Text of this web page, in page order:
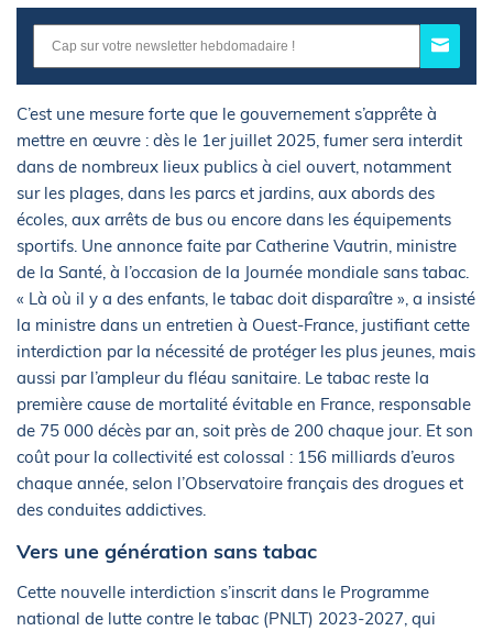
C’est une mesure forte que le gouvernement s’apprête à
mettre en œuvre : dès le 1er juillet 2025, fumer sera interdit
dans de nombreux lieux publics à ciel ouvert, notamment
sur les plages, dans les parcs et jardins, aux abords des
écoles, aux arrêts de bus ou encore dans les équipements
sportifs. Une annonce faite par Catherine Vautrin, ministre
de la Santé, à l’occasion de la Journée mondiale sans tabac.
« Là où il y a des enfants, le tabac doit disparaître », a insisté
la ministre dans un entretien à Ouest-France, justifiant cette
interdiction par la nécessité de protéger les plus jeunes, mais
aussi par l’ampleur du fléau sanitaire. Le tabac reste la
première cause de mortalité évitable en France, responsable
de 75 000 décès par an, soit près de 200 chaque jour. Et son
coût pour la collectivité est colossal : 156 milliards d’euros
chaque année, selon l’Observatoire français des drogues et
des conduites addictives.
Vers une génération sans tabac
Cette nouvelle interdiction s’inscrit dans le Programme
national de lutte contre le tabac (PNLT) 2023-2027, qui